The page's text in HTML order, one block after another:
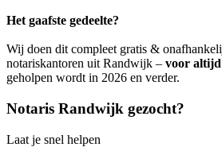
Het gaafste gedeelte?
Wij doen dit compleet gratis &
notariskantoren uit Randwijk – voor altijd
geholpen wordt in 2026 en verder.
Notaris Randwijk gezocht?
Laat je snel helpen